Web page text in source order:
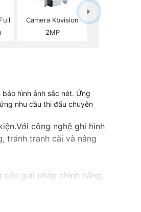
Camera Kbvision
2MP
hình ảnh sắc nét. Ứng
nhu cầu thi đấu chuyên
công nghệ ghi hình
tránh tranh cãi và nâng
giải pháp chính hãng,